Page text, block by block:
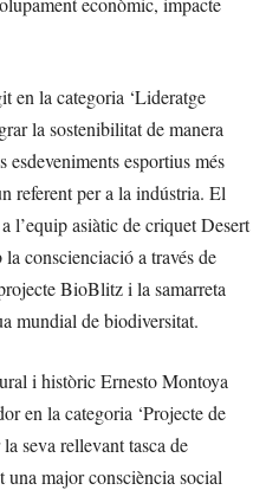
en la categoria ‘Lideratge
la sostenibilitat de manera
esdeveniments esportius més
referent per a la indústria. El
l’equip asiàtic de criquet Desert
conscienciació a través de
BioBlitz i la samarreta
mundial de biodiversitat.
i històric Ernesto Montoya
en la categoria ‘Projecte de
seva rellevant tasca de
major consciència social